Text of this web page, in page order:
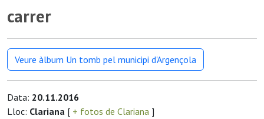
carrer
Veure àlbum Un tomb pel municipi d'Argençola
Data: 20.11.2016
Lloc: Clariana [ + fotos de Clariana ]